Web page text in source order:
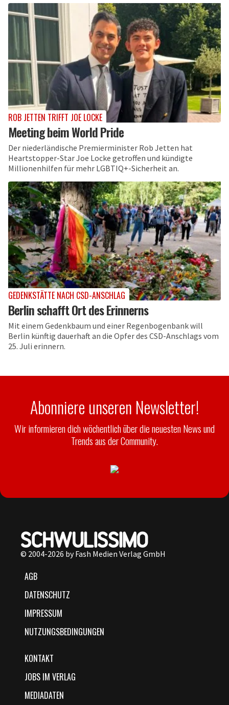
ROB JETTEN TRIFFT JOE LOCKE
Meeting beim World Pride
Der niederländische Premierminister Rob Jetten hat
Heartstopper-Star Joe Locke getroffen und kündigte
Millionenhilfen für mehr LGBTIQ+-Sicherheit an.
GEDENKSTÄTTE NACH CSD-ANSCHLAG
Berlin schafft Ort des Erinnerns
Mit einem Gedenkbaum und einer Regenbogenbank will
Berlin künftig dauerhaft an die Opfer des CSD-Anschlags vom
25. Juli erinnern.
Abonniere unseren Newsletter!
Wir informieren dich wöchentlich über die neuesten News und
Trends aus der Community.
© 2004-2026 by Fash Medien Verlag GmbH
AGB
DATENSCHUTZ
IMPRESSUM
NUTZUNGSBEDINGUNGEN
KONTAKT
JOBS IM VERLAG
MEDIADATEN